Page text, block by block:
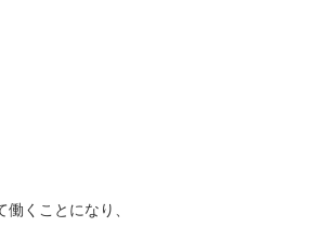
くことになり、